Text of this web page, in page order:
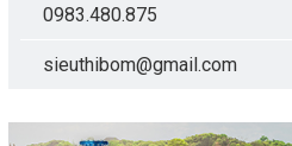
0983.480.875
sieuthibom@gmail.com